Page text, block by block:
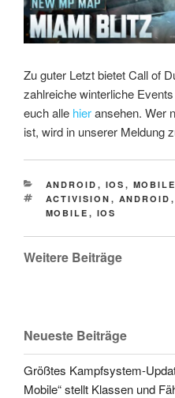
Zu guter Letzt bietet Call of
zahlreiche winterliche
euch alle hieransehen. Wer
ist, wird in unserer Meldung
CATEGORIES
ANDROID , IOS , MOBILE
TAGS
ACTIVISION , ANDROID ,
MOBILE , IOS
Weitere Beiträge
Neueste Beiträge
Größtes Kampfsystem-
Mobile“ stellt Klassen und